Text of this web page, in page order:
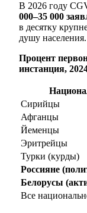
В 2026 году
000–35 000
в десятку
душу населения.
Процент
инстанция,
Сирийцы
Афганцы
Йеменцы
Эритрейцы
Турки (курды)
Россияне
Белорусы
Все